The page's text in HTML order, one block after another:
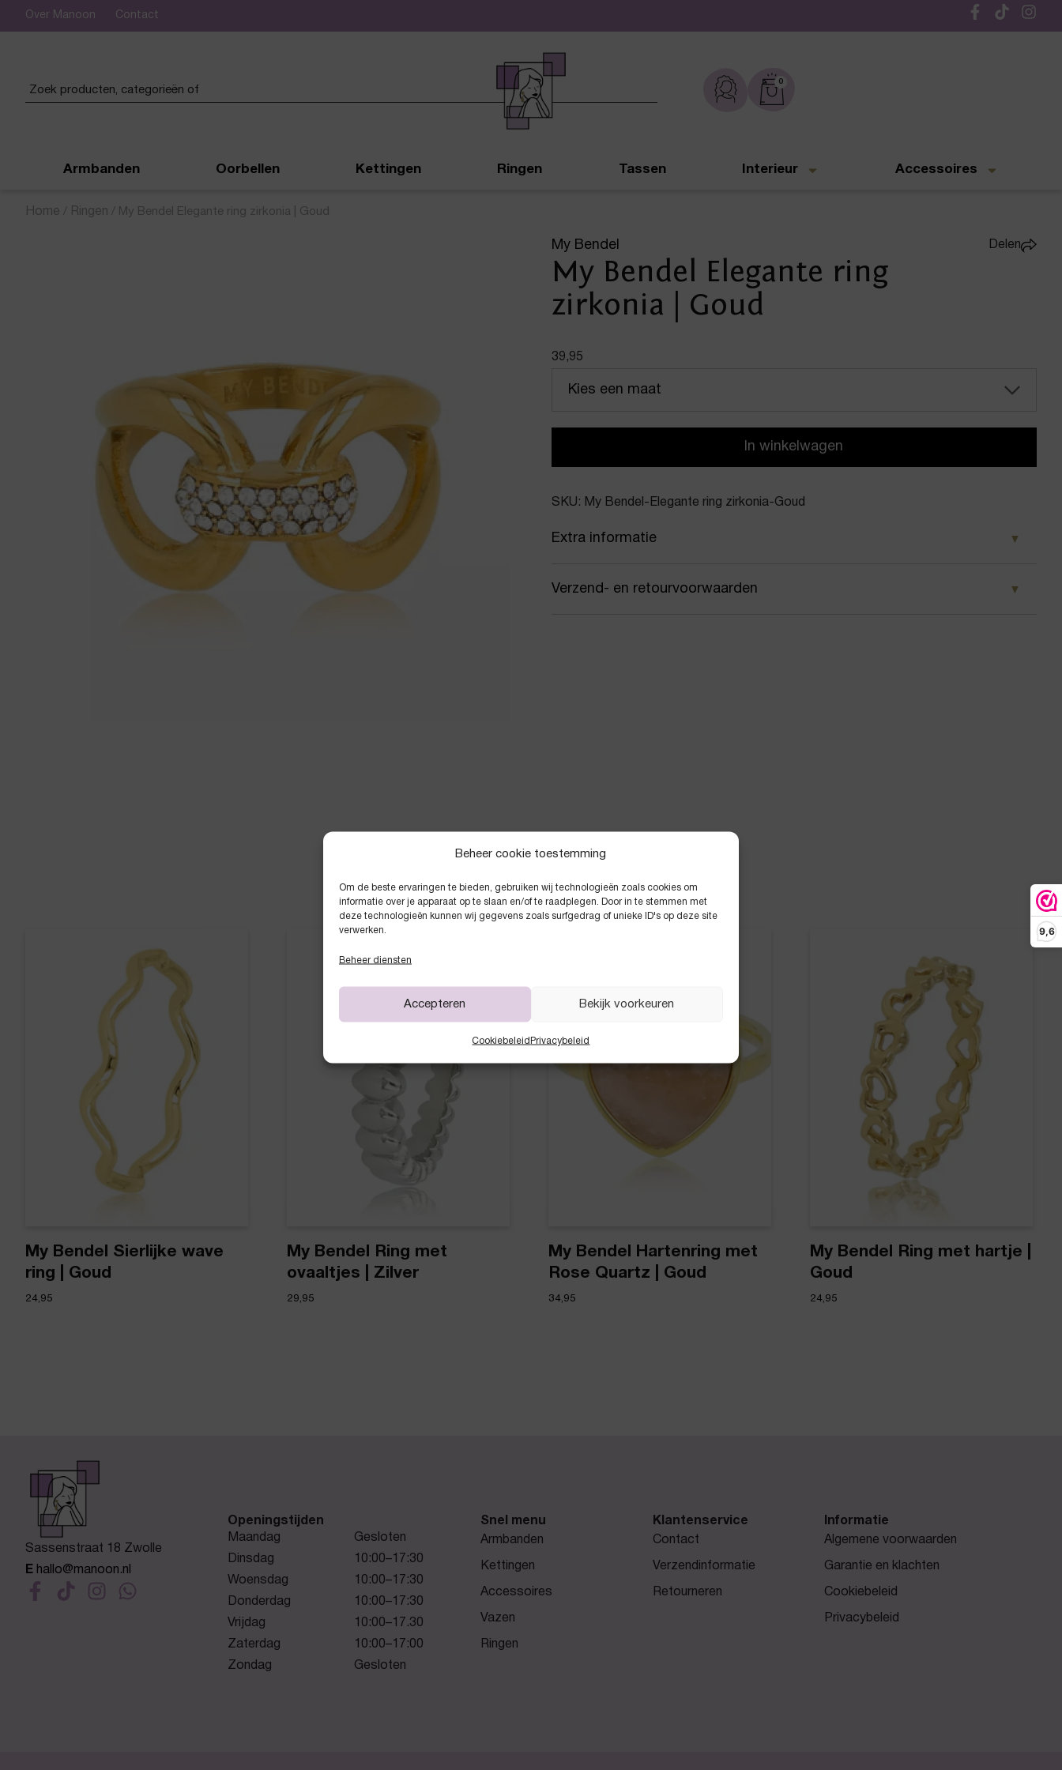
9,6
Beheer cookie toestemming
Om de beste ervaringen te bieden, gebruiken wij technologieën zoals cookies om
informatie over je apparaat op te slaan en/of te raadplegen. Door in te stemmen met
deze technologieën kunnen wij gegevens zoals surfgedrag of unieke ID's op deze site
verwerken.
Beheer diensten
Accepteren Bekijk voorkeuren
Cookiebeleid Privacybeleid
Over Manoon Contact
De leukste sieraden online en in de winkel Gratis verzending vanaf € 50,-
0
Armbanden Oorbellen Kettingen Ringen Tassen Interieur Accessoires
Home / Ringen / My Bendel Elegante ring zirkonia | Goud
My Bendel
My Bendel Elegante ring
zirkonia | Goud
Delen
39,95
Kies een maat
In winkelwagen
SKU: My Bendel-Elegante ring zirkonia-Goud
Extra informatie
Kleur Goud
Verzend- en retourvoorwaarden
Anderen kochten ook
My Bendel Sierlijke wave
ring | Goud
24,95
My Bendel Ring met
ovaaltjes | Zilver
29,95
My Bendel Hartenring met
Rose Quartz | Goud
34,95
My Bendel Ring met hartje |
Goud
24,95
Sassenstraat 18 Zwolle
E hallo@manoon.nl
Openingstijden
Maandag
Gesloten
Dinsdag
10:00–17:30
Woensdag
10:00–17:30
Donderdag
10:00–17:30
Vrijdag
10:00–17.30
Zaterdag
10:00–17:00
Zondag
Gesloten
Snel menu
Armbanden
Kettingen
Accessoires
Vazen
Ringen
Klantenservice
Contact
Verzendinformatie
Retourneren
Informatie
Algemene voorwaarden
Garantie en klachten
Cookiebeleid
Privacybeleid